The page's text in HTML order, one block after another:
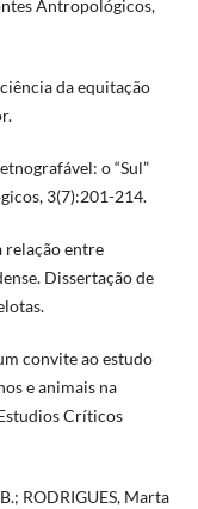
Antropológicos,
da equitação
o “Sul”
3(7):201-214.
relação entre
Dissertação de
convite ao estudo
e animais na
Críticos
RODRIGUES, Marta